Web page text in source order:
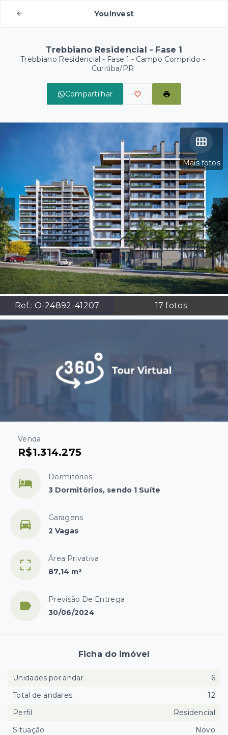
Youinvest
Trebbiano Residencial - Fase 1
Trebbiano Residencial - Fase 1 - Campo Comprido -
Curitiba/PR
Compartilhar
Mais fotos
Ref.: O-24892-41207 17 fotos
Venda
R$1.314.275
Dormitórios
3 Dormitórios, sendo 1 Suíte
Garagens
2 Vagas
Área Privativa
87,14 m²
Previsão De Entrega
30/06/2024
Ficha do imóvel
Unidades por andar
6
Total de andares
12
Perfil
Residencial
Situação
Novo